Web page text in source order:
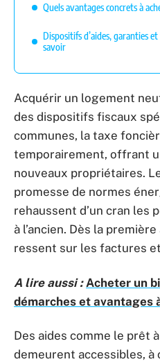
Quels avantages concrets à
Dispositifs d’aides, garanties
savoir
Acquérir un logement
des dispositifs fiscaux
communes, la taxe
temporairement, offrant
nouveaux propriétaires.
promesse de normes
rehaussent d’un cran les
à l’ancien. Dès la
ressent sur les factures
A lire aussi : Acheter un
démarches et avantages
Des aides comme le prêt
demeurent accessibles,